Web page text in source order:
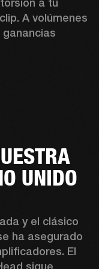
A volúmenes
UNIDO
y el clásico
ha asegurado
El
sigue